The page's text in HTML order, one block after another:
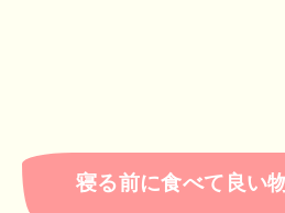
寝る前に食べて良い